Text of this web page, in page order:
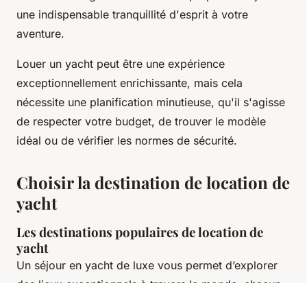
une indispensable tranquillité d'esprit à votre
aventure.
Louer un yacht peut être une expérience
exceptionnellement enrichissante, mais cela
nécessite une planification minutieuse, qu'il s'agisse
de respecter votre budget, de trouver le modèle
idéal ou de vérifier les normes de sécurité.
Choisir la destination de location de
yacht
Les destinations populaires de location de
yacht
Un séjour en yacht de luxe vous permet d’explorer